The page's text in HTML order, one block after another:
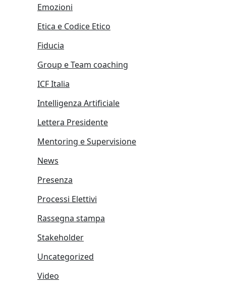
Emozioni
Etica e Codice Etico
Fiducia
Group e Team coaching
ICF Italia
Intelligenza Artificiale
Lettera Presidente
Mentoring e Supervisione
News
Presenza
Processi Elettivi
Rassegna stampa
Stakeholder
Uncategorized
Video